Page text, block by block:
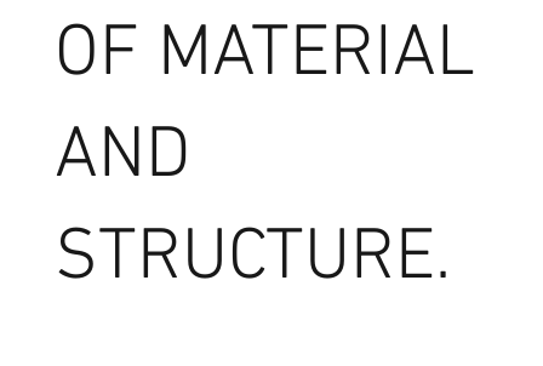
OF MATERIAL
AND
STRUCTURE.